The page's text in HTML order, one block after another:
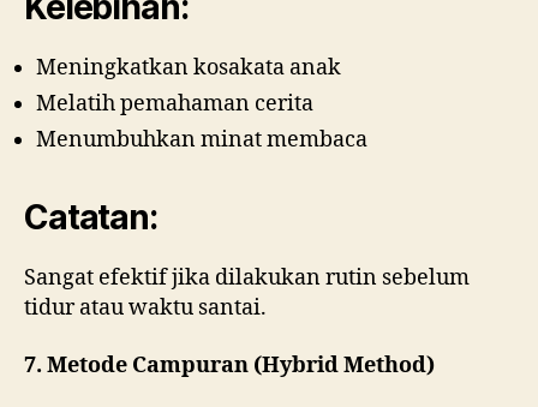
Meningkatkan kosakata anak
Melatih pemahaman cerita
Menumbuhkan minat membaca
Catatan:
Sangat efektif jika dilakukan rutin sebelum
tidur atau waktu santai.
7. Metode Campuran (Hybrid Method)